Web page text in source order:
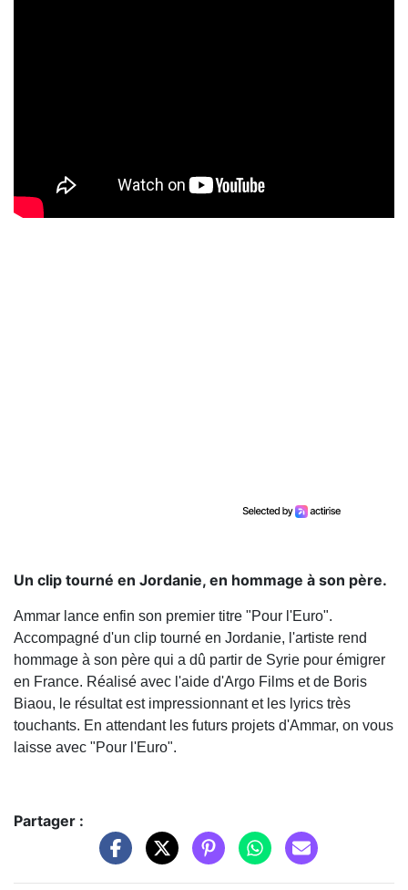
Un clip tourné en Jordanie, en hommage à son père.
Ammar lance enfin son premier titre "Pour l'Euro".
Accompagné d'un clip tourné en Jordanie, l'artiste rend
hommage à son père qui a dû partir de Syrie pour émigrer
en France. Réalisé avec l'aide d'Argo Films et de Boris
Biaou, le résultat est impressionnant et les lyrics très
touchants. En attendant les futurs projets d'Ammar, on vous
laisse avec "Pour l'Euro".
Partager :